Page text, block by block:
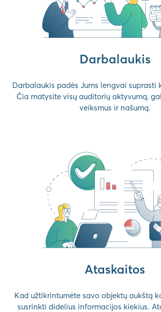
Darbalaukis
Darbalaukis padės Jums lengvai suprasti
Čia matysite visų auditorių aktyvumą,
veiksmus ir našumą.
Ataskaitos
Kad užtikrintumėte savo objektų aukštą
susrinkti didelius informacijos kiekius.